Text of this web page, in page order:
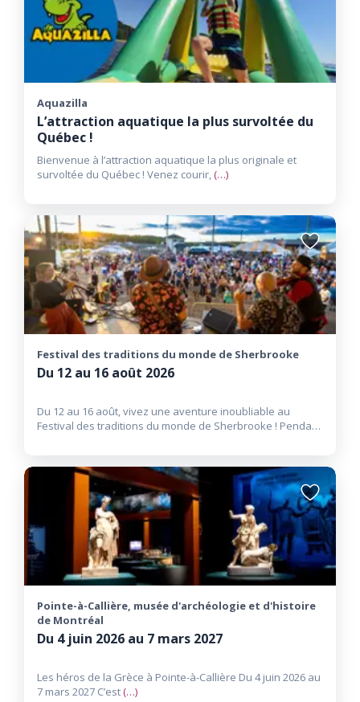
Aquazilla
L’attraction aquatique la plus survoltée du
Québec !
Bienvenue à l’attraction aquatique la plus originale et
survoltée du Québec ! Venez courir, (…)
Ajouter
aux
favoris
Festival des traditions du monde de Sherbrooke
Du 12 au 16 août 2026
Du 12 au 16 août, vivez une aventure inoubliable au
Festival des traditions du monde de Sherbrooke ! Pendant
Ajouter
aux
favoris
Pointe-à-Callière, musée d'archéologie et d'histoire
de Montréal
Du 4 juin 2026 au 7 mars 2027
Les héros de la Grèce à Pointe-à-Callière Du 4 juin 2026 au
7 mars 2027 C’est(…)